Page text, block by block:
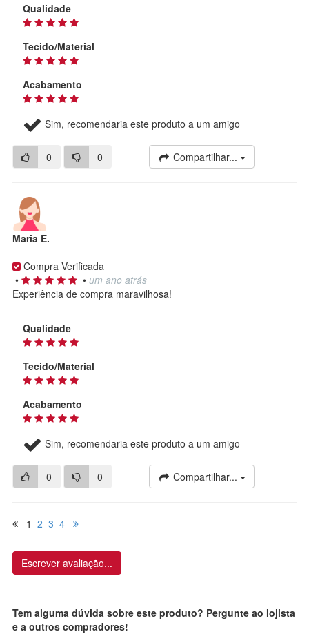
Qualidade
Tecido/Material
Acabamento
Sim, recomendaria este produto a um amigo
0 0 Compartilhar...
Maria E.
Compra Verificada
•
• um ano atrás
Experiência de compra maravilhosa!
Qualidade
Tecido/Material
Acabamento
Sim, recomendaria este produto a um amigo
0 0 Compartilhar...
1 2 3 4
Escrever avaliação...
Tem alguma dúvida sobre este produto? Pergunte ao lojista
e a outros compradores!